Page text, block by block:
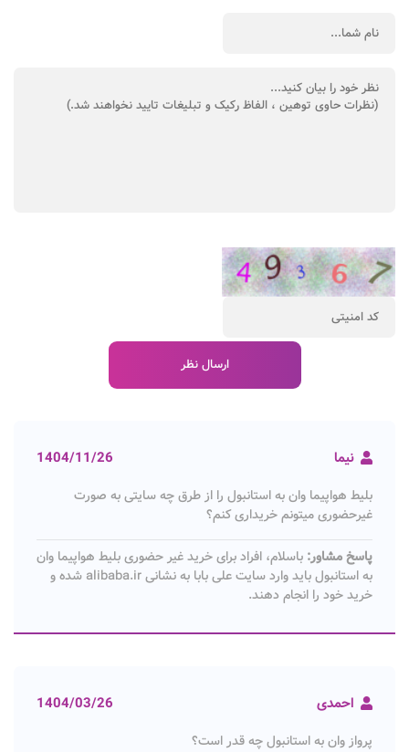
نیما 1404/11/26
بلیط هواپیما وان به استانبول را از طرق چه سایتی به صورت
غیرحضوری میتونم خریداری کنم؟
پاسخ مشاور: باسلام، افراد برای خرید غیر حضوری بلیط هواپیما وان
به استانبول باید وارد سایت علی بابا به نشانی alibaba.ir شده و
خرید خود را انجام دهند.
احمدی 1404/03/26
پرواز وان به استانبول چه قدر است؟